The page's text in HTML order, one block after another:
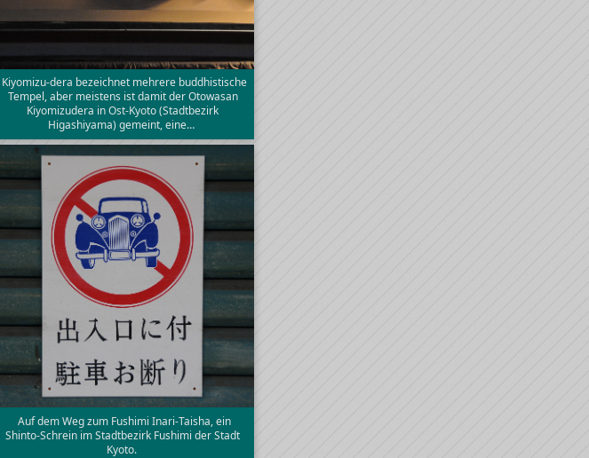
Kiyomizu-dera bezeichnet mehrere buddhistische
Tempel, aber meistens ist damit der Otowasan
Kiyomizudera in Ost-Kyoto (Stadtbezirk
Higashiyama) gemeint, eine…
Auf dem Weg zum Fushimi Inari-Taisha, ein
Shinto-Schrein im Stadtbezirk Fushimi der Stadt
Kyoto.